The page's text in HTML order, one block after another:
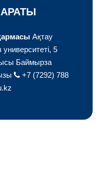
Ақтау
5
Баймырза
+7 (7292) 788